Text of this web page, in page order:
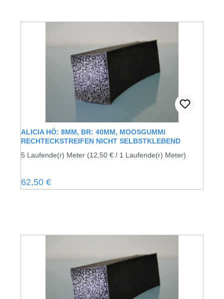
ALICIA HÖ: 8MM, BR: 40MM, MOOSGUMMI
RECHTECKSTREIFEN NICHT SELBSTKLEBEND
5 Laufende(r) Meter (12,50 € / 1 Laufende(r) Meter)
Regulärer Preis:
62,50 €